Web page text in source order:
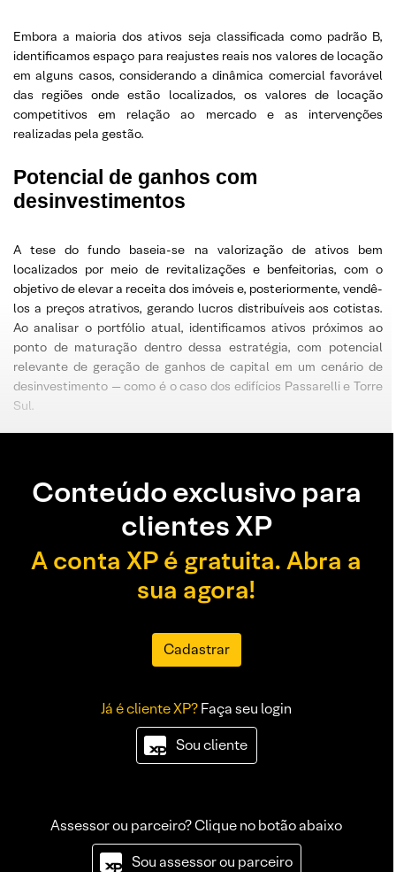
Embora a maioria dos ativos seja classificada como padrão B,
identificamos espaço para reajustes reais nos valores de locação
em alguns casos, considerando a dinâmica comercial favorável
das regiões onde estão localizados, os valores de locação
competitivos em relação ao mercado e as intervenções
realizadas pela gestão.
Potencial de ganhos com
desinvestimentos
A tese do fundo baseia-se na valorização de ativos bem
localizados por meio de revitalizações e benfeitorias, com o
objetivo de elevar a receita dos imóveis e, posteriormente, vendê-
los a preços atrativos, gerando lucros distribuíveis aos cotistas.
Ao analisar o portfólio atual, identificamos ativos próximos ao
ponto de maturação dentro dessa estratégia, com potencial
relevante de geração de ganhos de capital em um cenário de
desinvestimento — como é o caso dos edifícios Passarelli e Torre
Sul.
Conteúdo exclusivo para
clientes XP
A conta XP é gratuita. Abra a
sua agora!
Cadastrar
Já é cliente XP?Faça seu login
Sou cliente
Assessor ou parceiro? Clique no botão abaixo
Sou assessor ou parceiro